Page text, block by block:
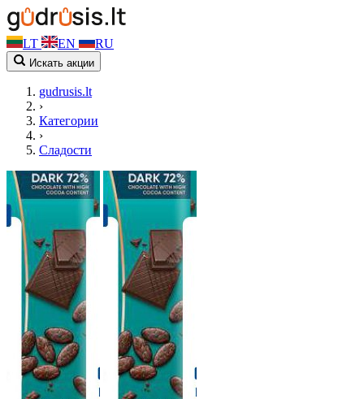
LT EN RU
Искать акции
gudrusis.lt
›
Категории
›
Сладости